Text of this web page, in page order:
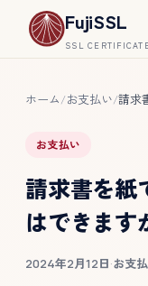
FujiSSL
SSL
ホーム/お支払い/請求
お支払い
請求書を紙
はできます
2024年2月12日·お支